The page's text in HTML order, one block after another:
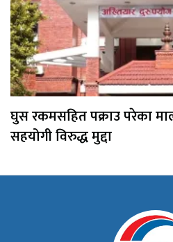
घुस रकमसहित पक्राउ परेका
सहयोगी विरुद्ध मुद्दा